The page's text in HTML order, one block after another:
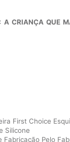
A CRIANÇA QUE
First Choice
Silicone
Pelo